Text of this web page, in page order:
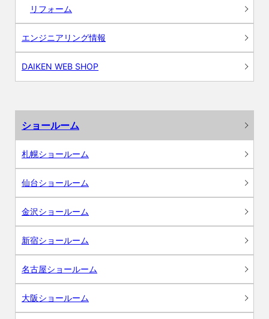
リフォーム
エンジニアリング情報
DAIKEN WEB SHOP
ショールーム
札幌ショールーム
仙台ショールーム
金沢ショールーム
新宿ショールーム
名古屋ショールーム
大阪ショールーム